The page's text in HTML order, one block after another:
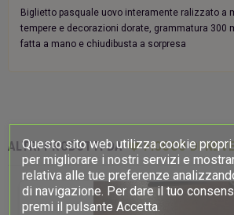
Biglietto pasquale uovo interamente ralizzato a
tempere e decorazioni dorate, grammatura 300
fatta a mano e chiudibusta a sorpresa
ALTRI PRODOTTI DA ❤️ FIOCCO DI
Questo sito web utilizza cookie
per migliorare i nostri servizi e
relativa alle tue preferenze
di navigazione. Per dare il tuo
premi il pulsante Accetta.